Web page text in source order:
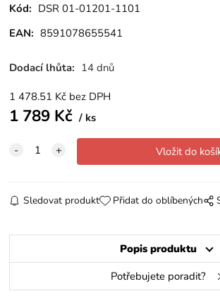
Kód: DSR 01-01201-1101
EAN: 8591078655541
Dodací lhůta: 14 dnů
1 478.51 Kč bez DPH
1 789 Kč ks
Sledovat produkt Přidat do oblíbených
Popis produktu
Potřebujete poradit?